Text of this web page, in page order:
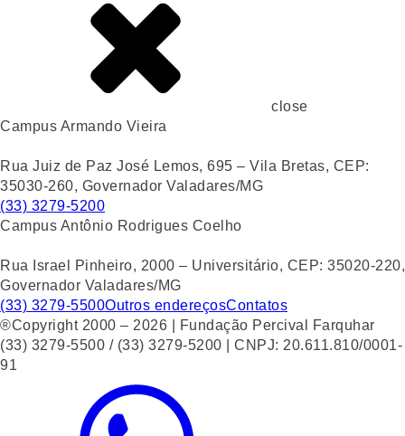
close
Campus Armando Vieira
Rua Juiz de Paz José Lemos, 695 – Vila Bretas, CEP:
35030-260, Governador Valadares/MG
(33) 3279-5200
Campus Antônio Rodrigues Coelho
Rua Israel Pinheiro, 2000 – Universitário, CEP: 35020-220,
Governador Valadares/MG
(33) 3279-5500Outros endereçosContatos
®Copyright 2000 – 2026 | Fundação Percival Farquhar
(33) 3279-5500 / (33) 3279-5200 | CNPJ: 20.611.810/0001-
91